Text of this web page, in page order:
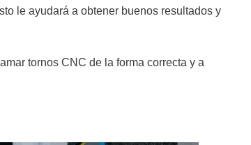
le ayudará a obtener buenos resultados y
tornos CNC de la forma correcta y a